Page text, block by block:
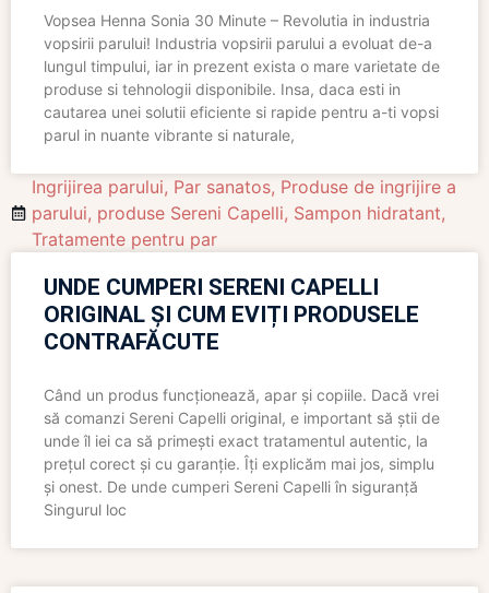
Vopsea Henna Sonia 30 Minute – Revolutia in industria
vopsirii parului! Industria vopsirii parului a evoluat de-a
lungul timpului, iar in prezent exista o mare varietate de
produse si tehnologii disponibile. Insa, daca esti in
cautarea unei solutii eficiente si rapide pentru a-ti vopsi
parul in nuante vibrante si naturale,
Ingrijirea parului, Par sanatos, Produse de ingrijire a
parului, produse Sereni Capelli, Sampon hidratant,
Tratamente pentru par
UNDE CUMPERI SERENI CAPELLI
ORIGINAL ȘI CUM EVIȚI PRODUSELE
CONTRAFĂCUTE
Când un produs funcționează, apar și copiile. Dacă vrei
să comanzi Sereni Capelli original, e important să știi de
unde îl iei ca să primești exact tratamentul autentic, la
prețul corect și cu garanție. Îți explicăm mai jos, simplu
și onest. De unde cumperi Sereni Capelli în siguranță
Singurul loc